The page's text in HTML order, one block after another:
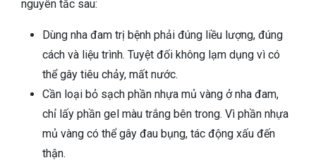
nguyên tắc sau:
Dùng nha đam trị bệnh phải đúng liều lượng, đúng
cách và liệu trình. Tuyệt đối không lạm dụng vì có
thể gây tiêu chảy, mất nước.
Cần loại bỏ sạch phần nhựa mủ vàng ở nha đam,
chỉ lấy phần gel màu trắng bên trong. Vì phần nhựa
mủ vàng có thể gây đau bụng, tác động xấu đến
thận.